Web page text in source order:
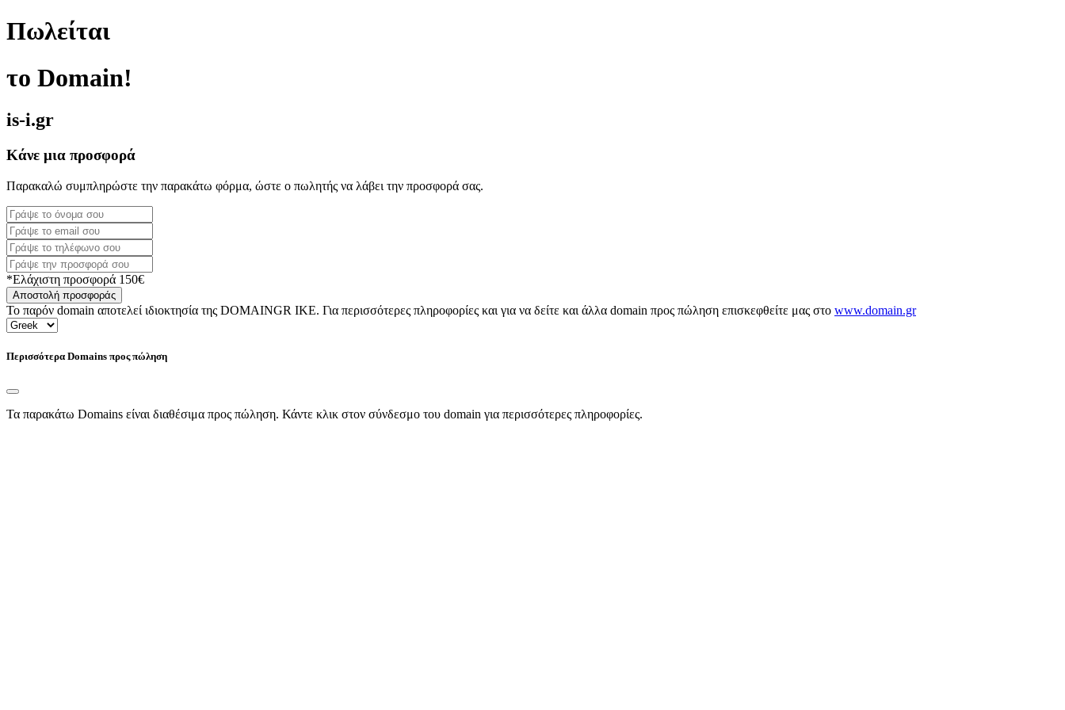
Πωλείται
το Domain!
is-i.gr
Κάνε μια προσφορά
Παρακαλώ συμπληρώστε την παρακάτω φόρμα, ώστε ο πωλητής να λάβει την προσφορά σας.
*Ελάχιστη προσφορά 150€
Αποστολή προσφοράς
Το παρόν domain αποτελεί ιδιοκτησία της DOMAINGR ΙΚΕ. Για περισσότερες πληροφορίες και για να δείτε και άλλα domain προς πώληση επισκεφθείτε μας στο www.domain.gr
Περισσότερα Domains προς πώληση
Τα παρακάτω Domains είναι διαθέσιμα προς πώληση. Κάντε κλικ στον σύνδεσμο του domain για περισσότερες πληροφορίες.